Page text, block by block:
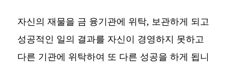
자신의 재물을 금 융기관에 위탁, 보관하게 되고
성공적인 일의 결과를 자신이 경영하지 못하고
다른 기관에 위탁하여 또 다른 성공을 하게 됩니